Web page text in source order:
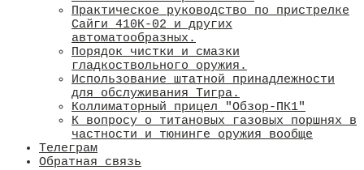
Практическое руководство по пристрелке
Сайги 410К-02 и других
автоматообразных.
Порядок чистки и смазки
гладкоствольного оружия.
Использование штатной принадлежности
для обслуживания Тигра.
Коллиматорный прицел "Обзор-ПК1"
К вопросу о титановых газовых поршнях в
частности и тюнинге оружия вообще
Телеграм
Обратная связь